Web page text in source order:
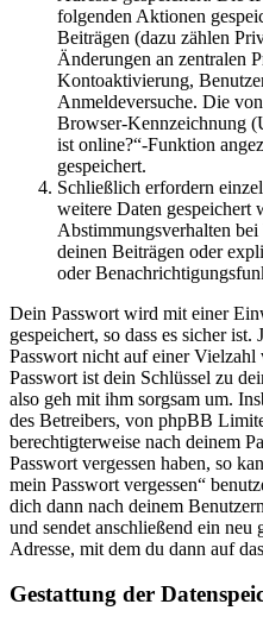
folgenden Aktionen
Beiträgen (dazu zählen
Änderungen an zentralen
Kontoaktivierung,
Anmeldeversuche. Die
Browser-Kennzeichnung
ist online?“-Funktion
gespeichert.
Schließlich erfordern
weitere Daten gespeichert
Abstimmungsverhalten
deinen Beiträgen oder
oder
Dein Passwort wird mit einer
gespeichert, so dass es sicher
Passwort nicht auf einer
Passwort ist dein Schlüssel zu
also geh mit ihm sorgsam um.
des Betreibers, von phpBB
berechtigterweise nach deinem
Passwort vergessen haben, so
mein Passwort vergessen“
dich dann nach deinem
und sendet anschließend ein neu
Adresse, mit dem du dann auf
Gestattung der